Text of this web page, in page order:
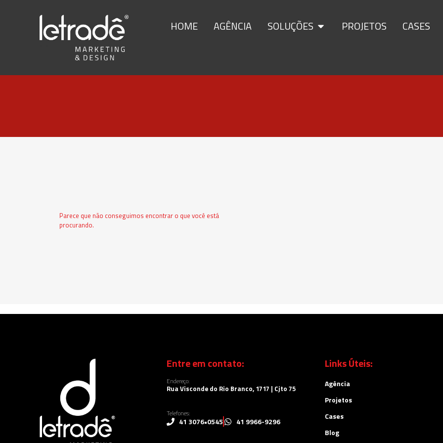
HOME AGÊNCIA SOLUÇÕES PROJETOS CASES
Parece que não conseguimos encontrar o que você está
procurando.
Entre em contato:
Endereço:
Rua Visconde do Rio Branco, 1717 | Cjto 75
Telefones:
41 3076•0545 41 9966-9296
Links Úteis:
Agência
Projetos
Cases
Blog